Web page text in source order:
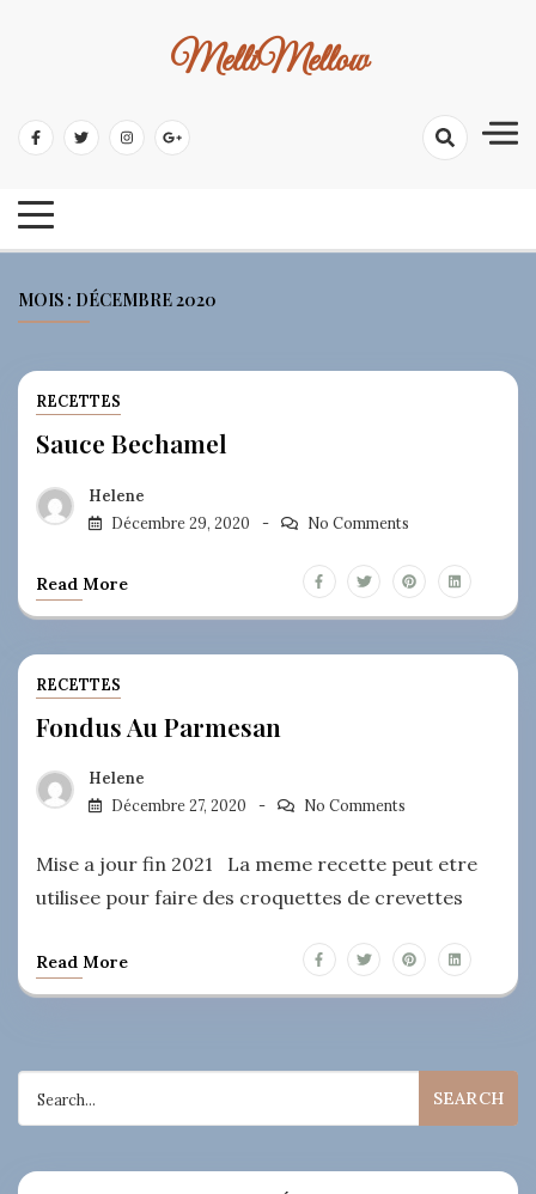
MelliMellow
MOIS : DÉCEMBRE 2020
RECETTES
Sauce Bechamel
Helene
Décembre 29, 2020
No Comments
Read More
RECETTES
Fondus Au Parmesan
Helene
Décembre 27, 2020
No Comments
Mise a jour fin 2021 La meme recette peut etre
utilisee pour faire des croquettes de crevettes
Read More
for: